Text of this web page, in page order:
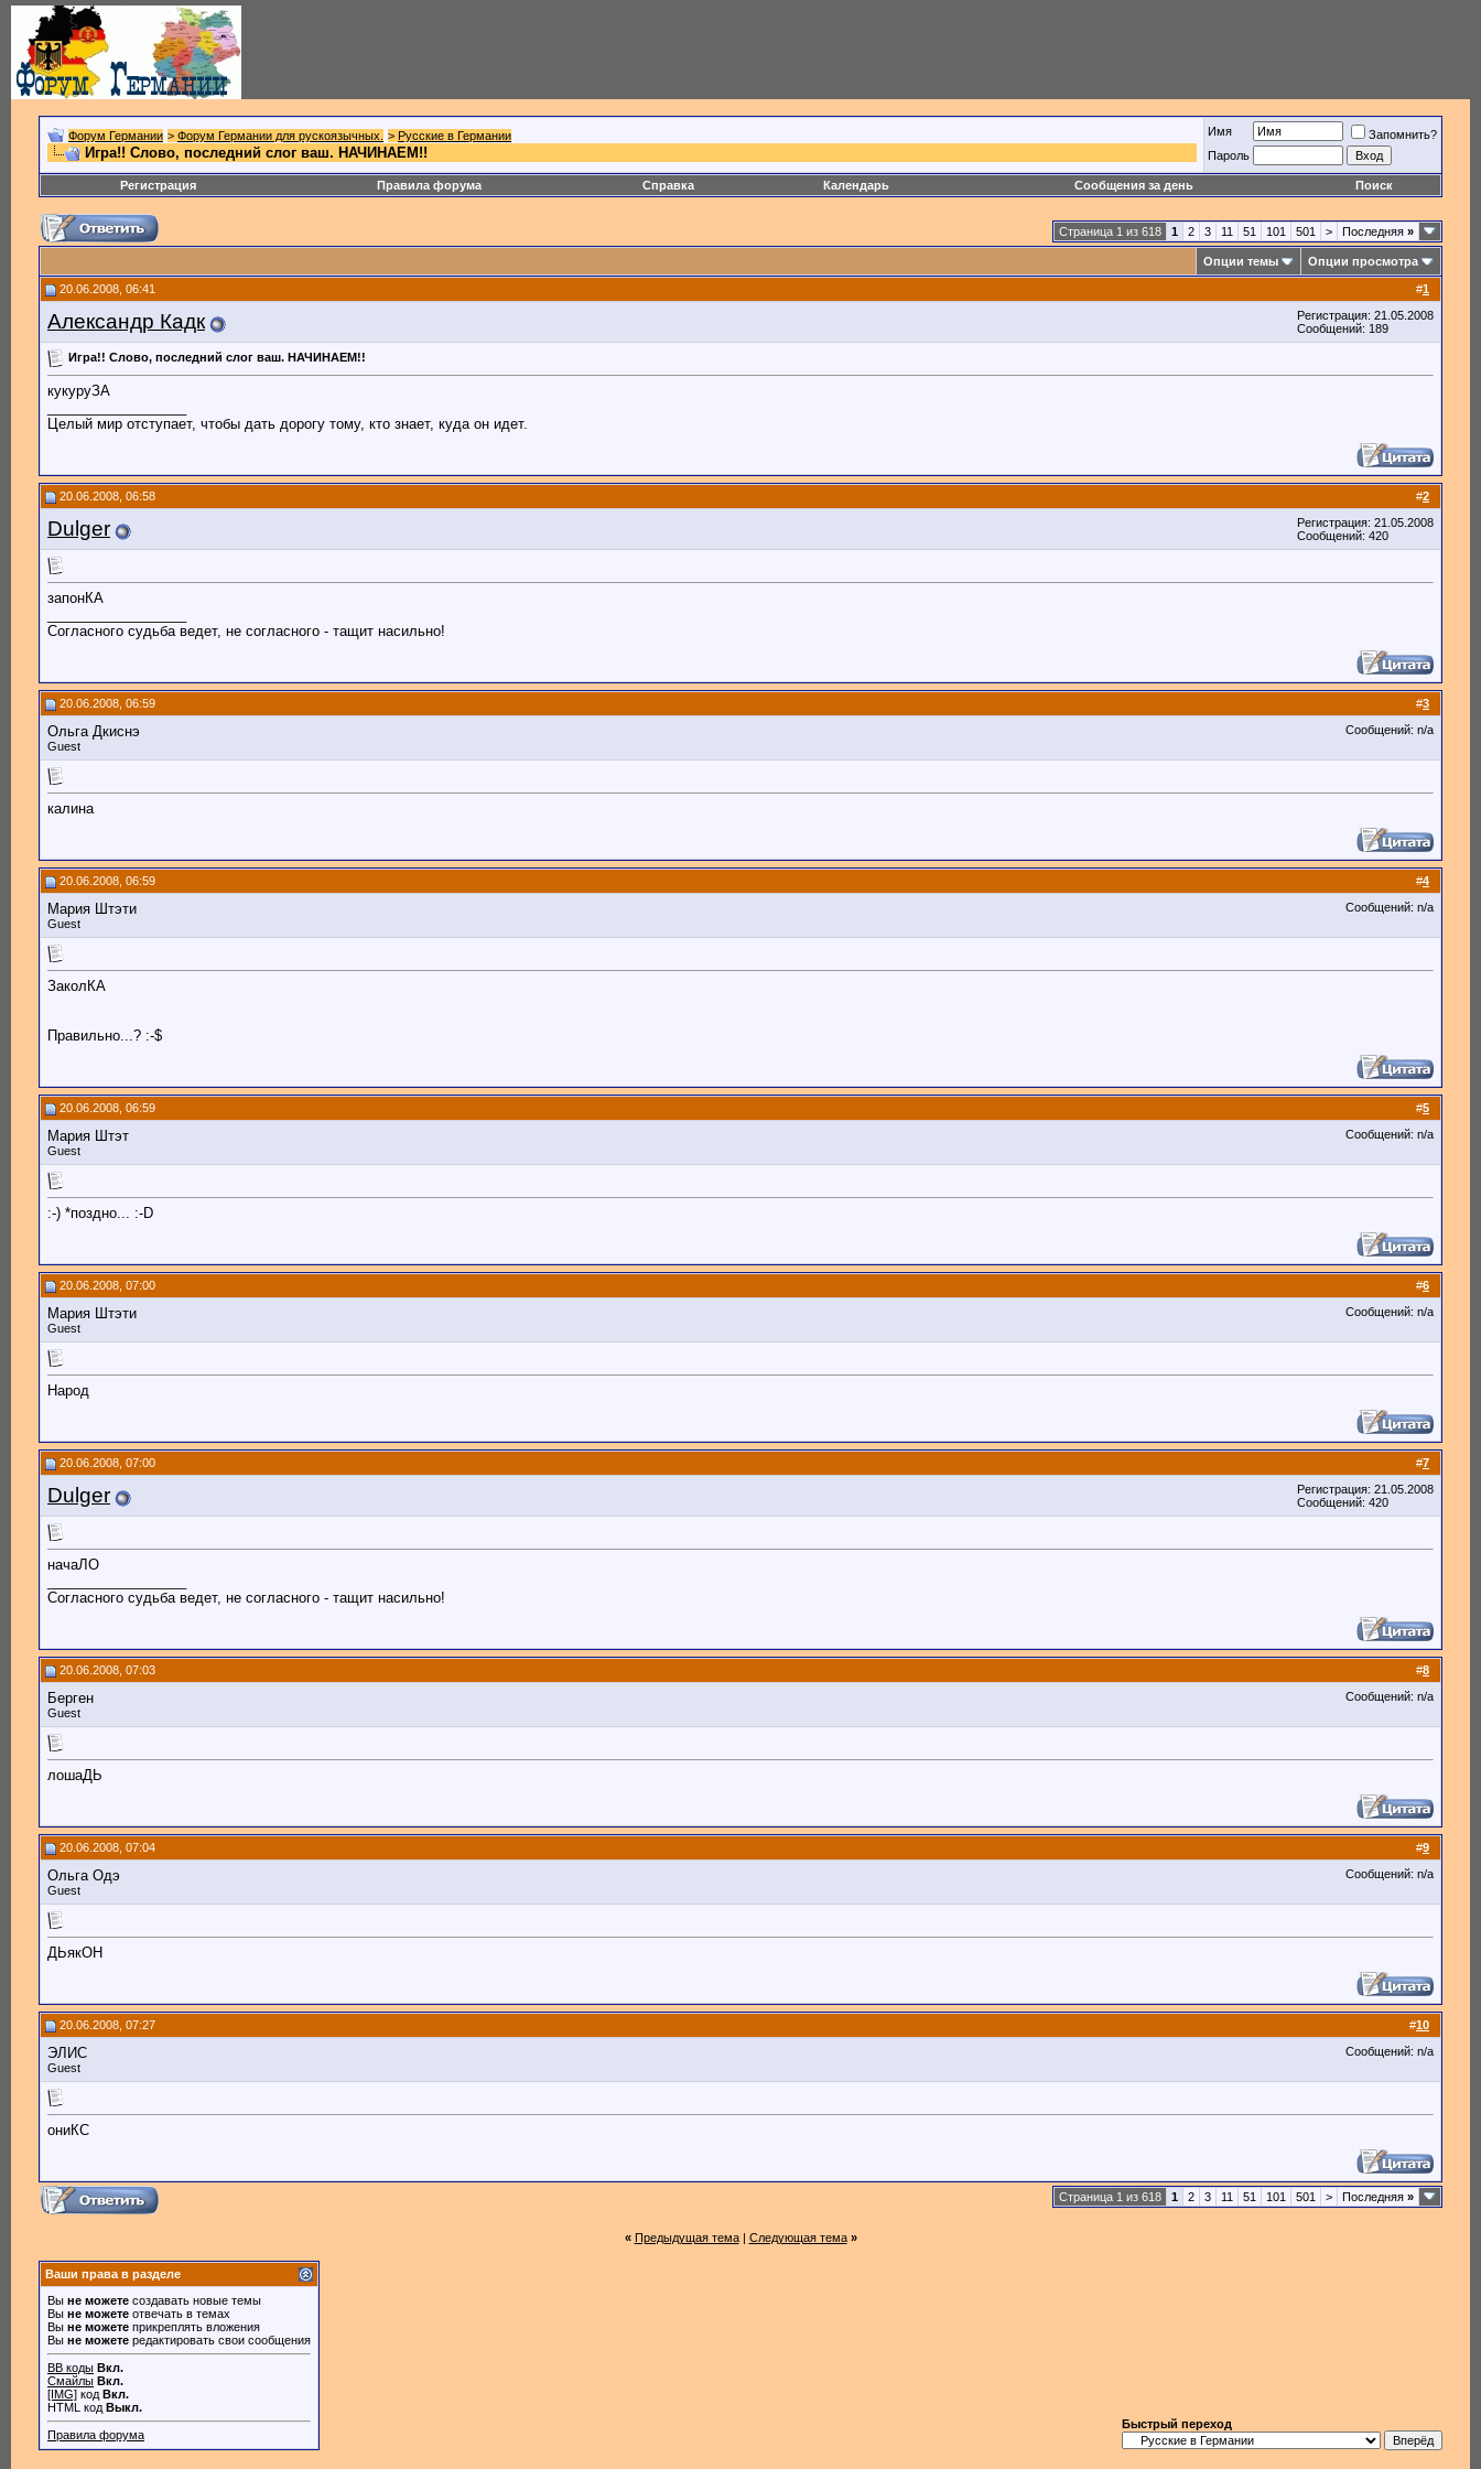
Форум Германии > Форум Германии для рускоязычных. > Русские в Германии
Игра!! Слово, последний слог ваш. НАЧИНАЕМ!!
Имя
Запомнить?
Пароль
Регистрация Правила форума Справка Календарь Сообщения за день Поиск
Страница 1 из 618 1 2 3 11 51 101 501 > Последняя »
Опции темы Опции просмотра
#1
20.06.2008, 06:41
Александр Кадк
Регистрация: 21.05.2008
Сообщений: 189
Игра!! Слово, последний слог ваш. НАЧИНАЕМ!!
кукуруЗА
Целый мир отступает, чтобы дать дорогу тому, кто знает, куда он идет.
#2
20.06.2008, 06:58
Dulger
Регистрация: 21.05.2008
Сообщений: 420
запонКА
Согласного судьба ведет, не согласного - тащит насильно!
#3
20.06.2008, 06:59
Ольга Дкиснэ
Guest
Сообщений: n/a
калина
#4
20.06.2008, 06:59
Мария Штэти
Guest
Сообщений: n/a
ЗаколКА
Правильно...? :-$
#5
20.06.2008, 06:59
Мария Штэт
Guest
Сообщений: n/a
:-) *поздно... :-D
#6
20.06.2008, 07:00
Мария Штэти
Guest
Сообщений: n/a
Народ
#7
20.06.2008, 07:00
Dulger
Регистрация: 21.05.2008
Сообщений: 420
начаЛО
Согласного судьба ведет, не согласного - тащит насильно!
#8
20.06.2008, 07:03
Берген
Guest
Сообщений: n/a
лошаДЬ
#9
20.06.2008, 07:04
Ольга Одэ
Guest
Сообщений: n/a
ДЬякОН
#10
20.06.2008, 07:27
ЭЛИС
Guest
Сообщений: n/a
ониКС
Страница 1 из 618 1 2 3 11 51 101 501 > Последняя »
« Предыдущая тема| Следующая тема »
Ваши права в разделе
Вы не можете создавать новые темы
Вы не можете отвечать в темах
Вы не можете прикреплять вложения
Вы не можете редактировать свои сообщения
BB коды Вкл.
Смайлы Вкл.
[IMG] код Вкл.
HTML код Выкл.
Правила форума
Быстрый переход